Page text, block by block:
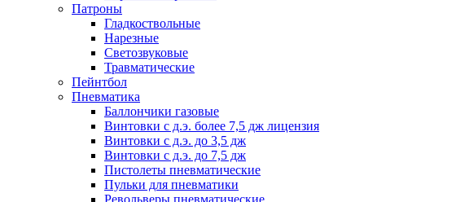
Патроны
Гладкоствольные
Нарезные
Светозвуковые
Травматические
Пейнтбол
Пневматика
Баллончики газовые
Винтовки с д.э. более 7,5 дж лицензия
Винтовки с д.э. до 3,5 дж
Винтовки с д.э. до 7,5 дж
Пистолеты пневматические
Пульки для пневматики
Револьверы пневматические